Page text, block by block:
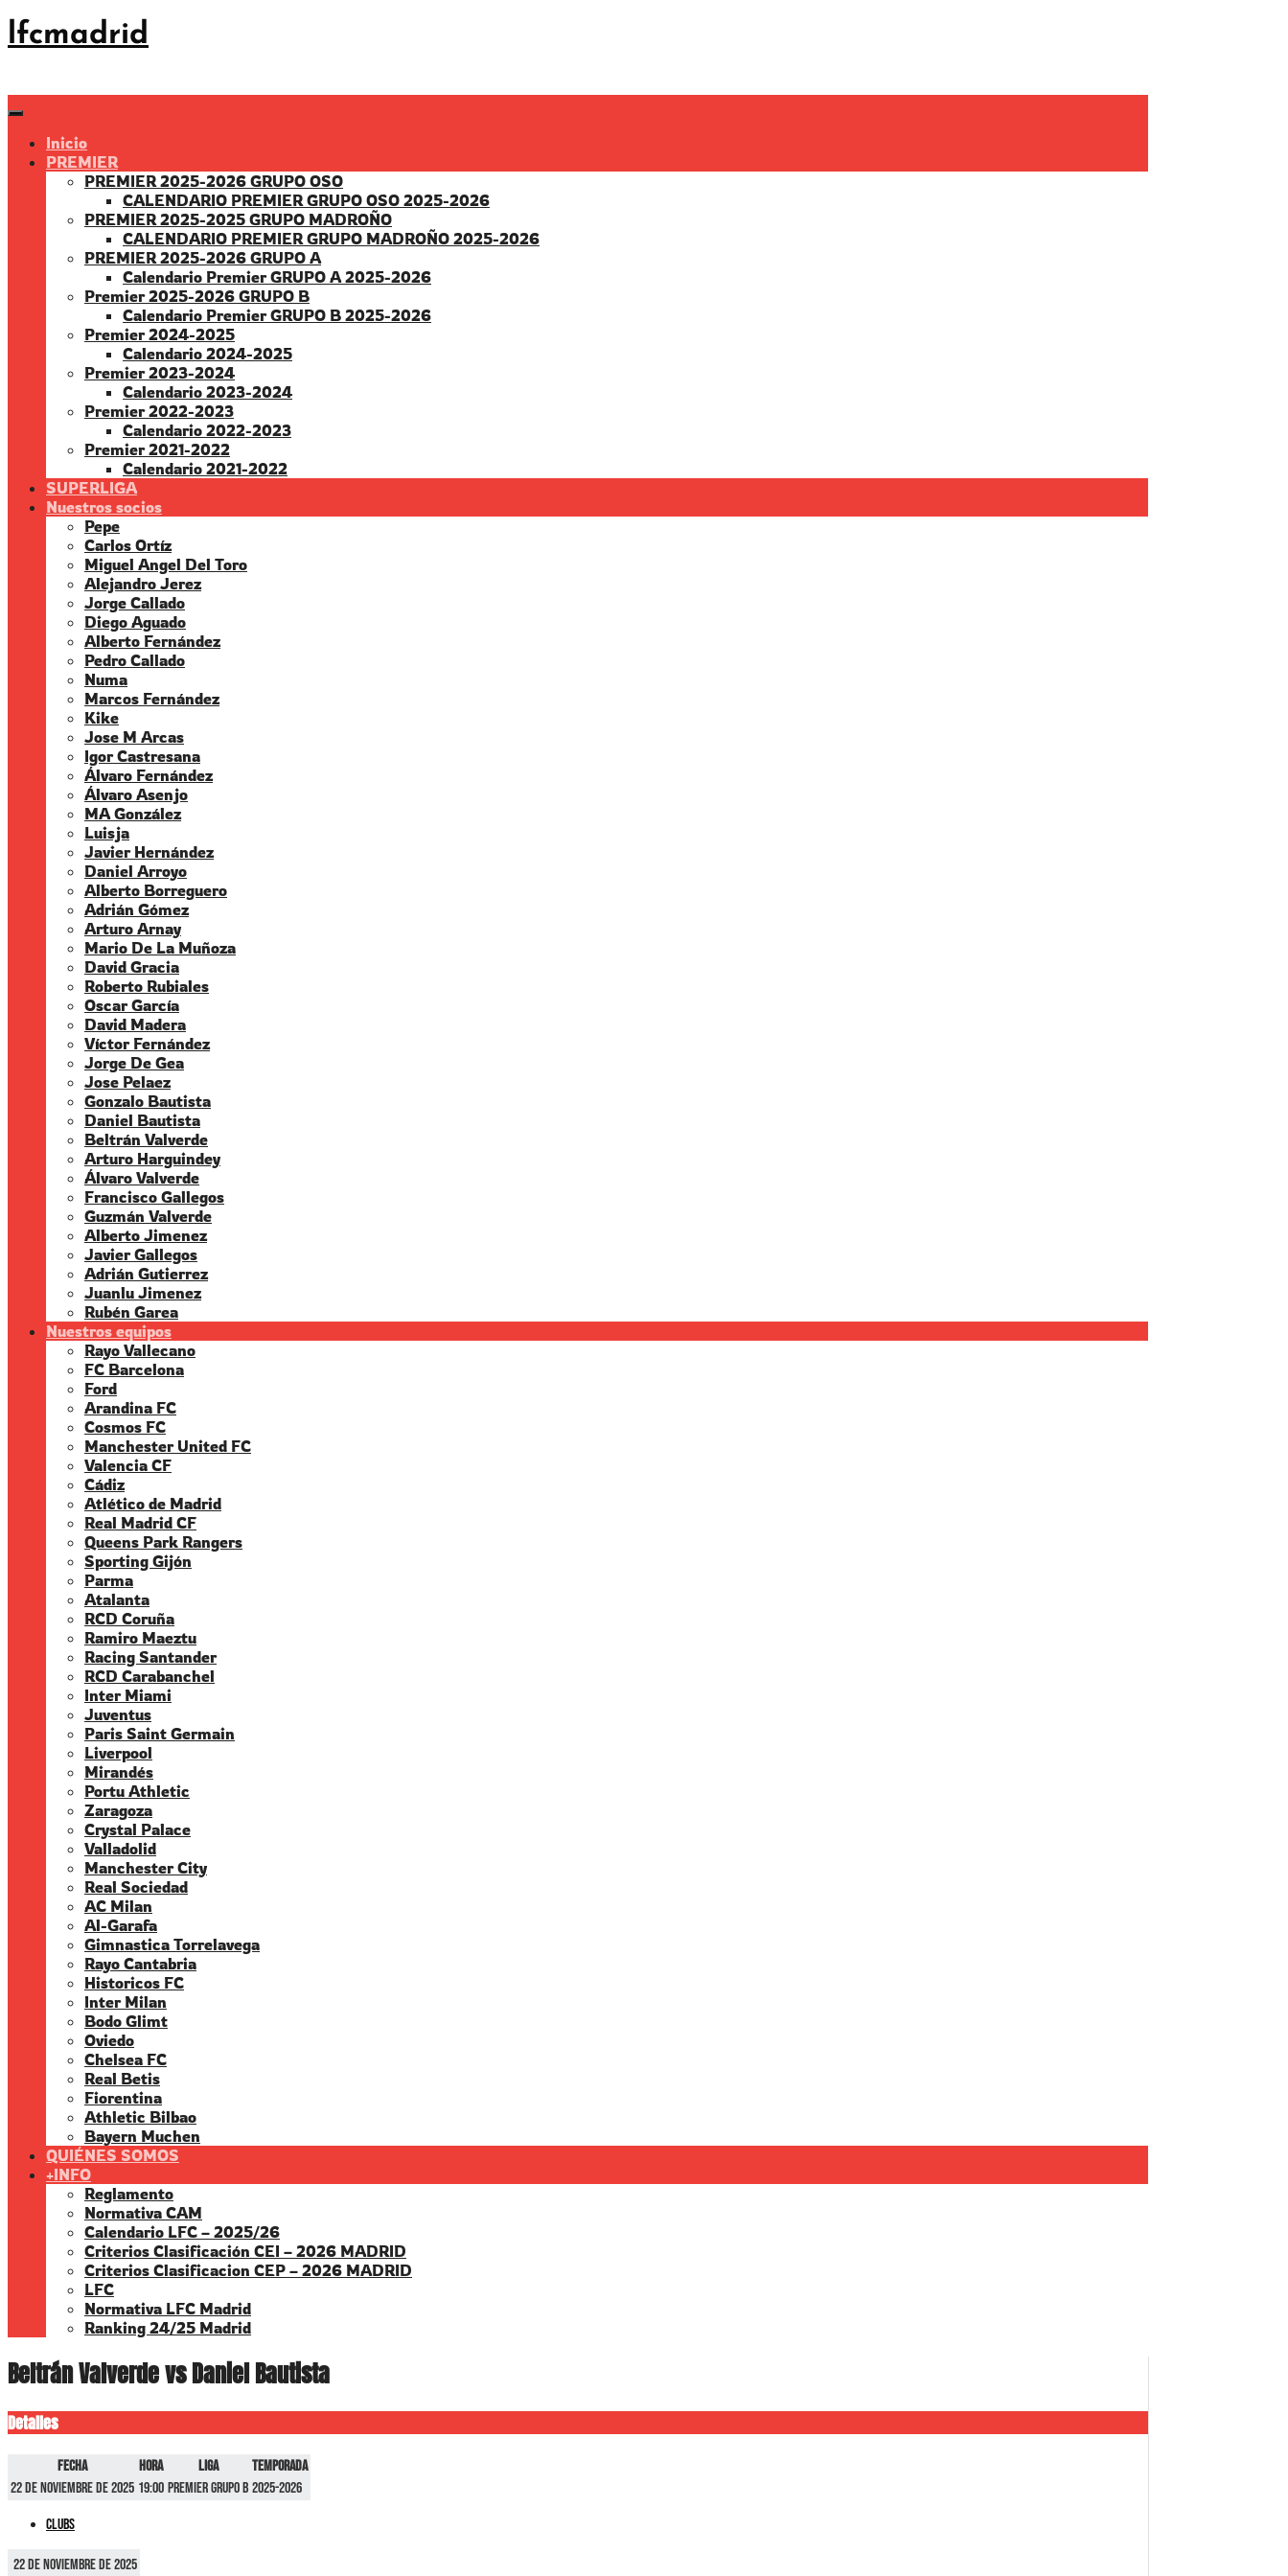
Saltar
al
lfcmadrid
Inicio
PREMIER
PREMIER 2025-2026 GRUPO OSO
CALENDARIO PREMIER GRUPO OSO 2025-2026
PREMIER 2025-2025 GRUPO MADROÑO
CALENDARIO PREMIER GRUPO MADROÑO 2025-2026
PREMIER 2025-2026 GRUPO A
Calendario Premier GRUPO A 2025-2026
Premier 2025-2026 GRUPO B
Calendario Premier GRUPO B 2025-2026
Premier 2024-2025
Calendario 2024-2025
Premier 2023-2024
Calendario 2023-2024
Premier 2022-2023
Calendario 2022-2023
Premier 2021-2022
Calendario 2021-2022
SUPERLIGA
Nuestros socios
Pepe
Carlos Ortíz
Miguel Angel Del Toro
Alejandro Jerez
Jorge Callado
Diego Aguado
Alberto Fernández
Pedro Callado
Numa
Marcos Fernández
Kike
Jose M Arcas
Igor Castresana
Álvaro Fernández
Álvaro Asenjo
MA González
Luisja
Javier Hernández
Daniel Arroyo
Alberto Borreguero
Adrián Gómez
Arturo Arnay
Mario De La Muñoza
David Gracia
Roberto Rubiales
Oscar García
David Madera
Víctor Fernández
Jorge De Gea
Jose Pelaez
Gonzalo Bautista
Daniel Bautista
Beltrán Valverde
Arturo Harguindey
Álvaro Valverde
Francisco Gallegos
Guzmán Valverde
Alberto Jimenez
Javier Gallegos
Adrián Gutierrez
Juanlu Jimenez
Rubén Garea
Nuestros equipos
Rayo Vallecano
FC Barcelona
Ford
Arandina FC
Cosmos FC
Manchester United FC
Valencia CF
Cádiz
Atlético de Madrid
Real Madrid CF
Queens Park Rangers
Sporting Gijón
Parma
Atalanta
RCD Coruña
Ramiro Maeztu
Racing Santander
RCD Carabanchel
Inter Miami
Juventus
Paris Saint Germain
Liverpool
Mirandés
Portu Athletic
Zaragoza
Crystal Palace
Valladolid
Manchester City
Real Sociedad
AC Milan
Al-Garafa
Gimnastica Torrelavega
Rayo Cantabria
Historicos FC
Inter Milan
Bodo Glimt
Oviedo
Chelsea FC
Real Betis
Fiorentina
Athletic Bilbao
Bayern Muchen
QUIÉNES SOMOS
+INFO
Reglamento
Normativa CAM
Calendario LFC – 2025/26
Criterios Clasificación CEI – 2026 MADRID
Criterios Clasificacion CEP – 2026 MADRID
LFC
Normativa LFC Madrid
Ranking 24/25 Madrid
Beltrán Valverde vs Daniel Bautista
Detalles
Fecha Hora Liga
Temporada
22 de noviembre de 2025 19:00 Premier GRUPO B 2025-2026
Clubs
22 de noviembre de 2025